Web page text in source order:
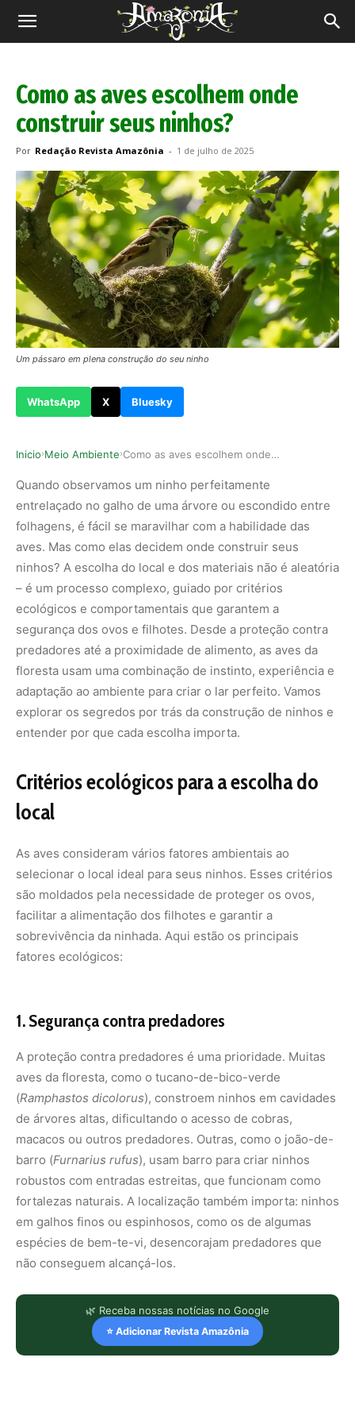
Revista
Como as aves escolhem onde
construir seus ninhos?
Por Redação Revista Amazônia - 1 de julho de 2025
Um pássaro em plena construção do seu ninho
WhatsApp X Bluesky
Inicio›Meio Ambiente› Como as aves escolhem onde construir seus ninhos?
Quando observamos um ninho perfeitamente
entrelaçado no galho de uma árvore ou escondido entre
folhagens, é fácil se maravilhar com a habilidade das
aves. Mas como elas decidem onde construir seus
ninhos? A escolha do local e dos materiais não é aleatória
– é um processo complexo, guiado por critérios
ecológicos e comportamentais que garantem a
segurança dos ovos e filhotes. Desde a proteção contra
predadores até a proximidade de alimento, as aves da
floresta usam uma combinação de instinto, experiência e
adaptação ao ambiente para criar o lar perfeito. Vamos
explorar os segredos por trás da construção de ninhos e
entender por que cada escolha importa.
Critérios ecológicos para a escolha do
local
As aves consideram vários fatores ambientais ao
selecionar o local ideal para seus ninhos. Esses critérios
são moldados pela necessidade de proteger os ovos,
facilitar a alimentação dos filhotes e garantir a
sobrevivência da ninhada. Aqui estão os principais
fatores ecológicos:
1. Segurança contra predadores
A proteção contra predadores é uma prioridade. Muitas
aves da floresta, como o tucano-de-bico-verde
(Ramphastos dicolorus), constroem ninhos em cavidades
de árvores altas, dificultando o acesso de cobras,
macacos ou outros predadores. Outras, como o joão-de-
barro (Furnarius rufus), usam barro para criar ninhos
robustos com entradas estreitas, que funcionam como
fortalezas naturais. A localização também importa: ninhos
em galhos finos ou espinhosos, como os de algumas
espécies de bem-te-vi, desencorajam predadores que
não conseguem alcançá-los.
🌿 Receba nossas notícias no Google
⭐ Adicionar Revista Amazônia